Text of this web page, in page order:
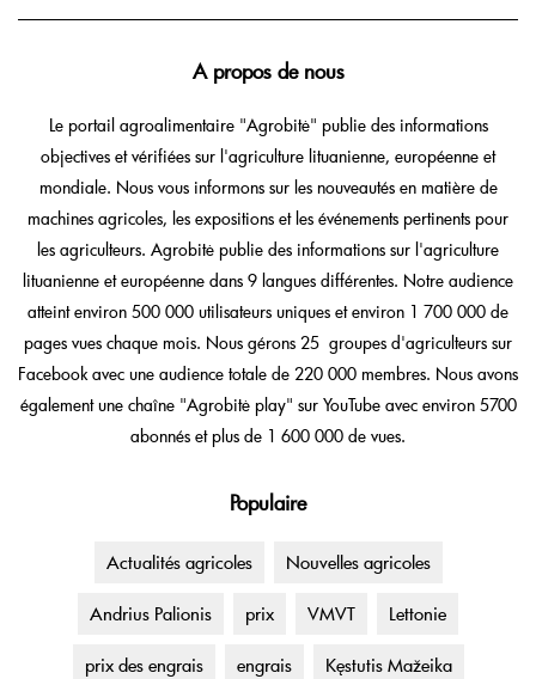
A propos de nous
Le portail agroalimentaire "Agrobitė" publie des informations
objectives et vérifiées sur l'agriculture lituanienne, européenne et
mondiale. Nous vous informons sur les nouveautés en matière de
machines agricoles, les expositions et les événements pertinents pour
les agriculteurs. Agrobitė publie des informations sur l'agriculture
lituanienne et européenne dans 9 langues différentes. Notre audience
atteint environ 500 000 utilisateurs uniques et environ 1 700 000 de
pages vues chaque mois. Nous gérons 25 groupes d'agriculteurs sur
Facebook avec une audience totale de 220 000 membres. Nous avons
également une chaîne "Agrobitė play" sur YouTube avec environ 5700
abonnés et plus de 1 600 000 de vues.
Populaire
Actualités agricoles Nouvelles agricoles
Andrius Palionis prix VMVT Lettonie
prix des engrais engrais Kęstutis Mažeika